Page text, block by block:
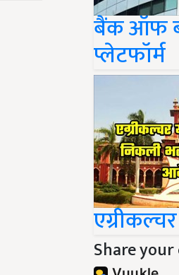
बैंक ऑफ
प्लेटफॉर्म
Share